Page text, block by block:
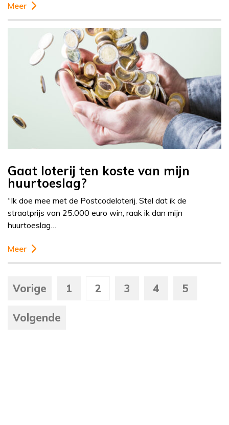
Meer
Gaat loterij ten koste van mijn
huurtoeslag?
“Ik doe mee met de Postcodeloterij. Stel dat ik de
straatprijs van 25.000 euro win, raak ik dan mijn
huurtoeslag…
Meer
Vorige 1 2 3 4 5
Volgende